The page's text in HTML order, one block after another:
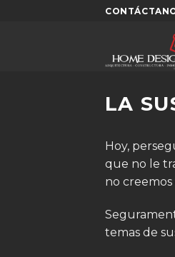
LA
Hoy,
que no le
no
temas de